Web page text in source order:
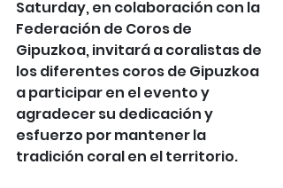
Saturday, en colaboración con la
Federación de Coros de
Gipuzkoa, invitará a coralistas de
los diferentes coros de Gipuzkoa
a participar en el evento y
agradecer su dedicación y
esfuerzo por mantener la
tradición coral en el territorio.